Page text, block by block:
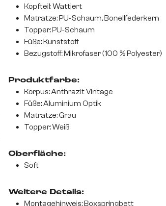
Kopfteil: Wattiert
Matratze: PU-Schaum, Bonellfederkern
Topper: PU-Schaum
Füße: Kunststoff
Bezugstoff: Mikrofaser (100 % Polyester)
Produktfarbe:
Korpus: Anthrazit Vintage
Füße: Aluminium Optik
Matratze: Grau
Topper: Weiß
Oberfläche:
Soft
Weitere Details:
Montagehinweis: Boxspringbett